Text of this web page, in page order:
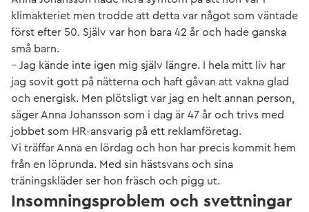
klimakteriet men trodde att detta var något som väntade
först efter 50. Själv var hon bara 42 år och hade ganska
små barn.
– Jag kände inte igen mig själv längre. I hela mitt liv har
jag sovit gott på nätterna och haft gåvan att vakna glad
och energisk. Men plötsligt var jag en helt annan person,
säger Anna Johansson som i dag är 47 år och trivs med
jobbet som HR-ansvarig på ett reklamföretag.
Vi träffar Anna en lördag och hon har precis kommit hem
från en löprunda. Med sin hästsvans och sina
träningskläder ser hon fräsch och pigg ut.
Insomningsproblem och svettningar